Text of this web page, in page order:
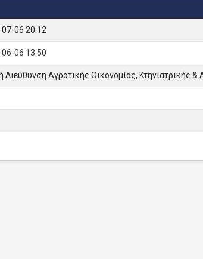
06 20:12
06 13:50
Διεύθυνση Αγροτικής Οικονομίας, Κτηνιατρικής &